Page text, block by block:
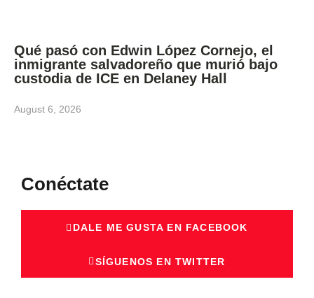
Qué pasó con Edwin López Cornejo, el
inmigrante salvadoreño que murió bajo
custodia de ICE en Delaney Hall
August 6, 2026
Conéctate
DALE ME GUSTA EN FACEBOOK
SÍGUENOS EN TWITTER